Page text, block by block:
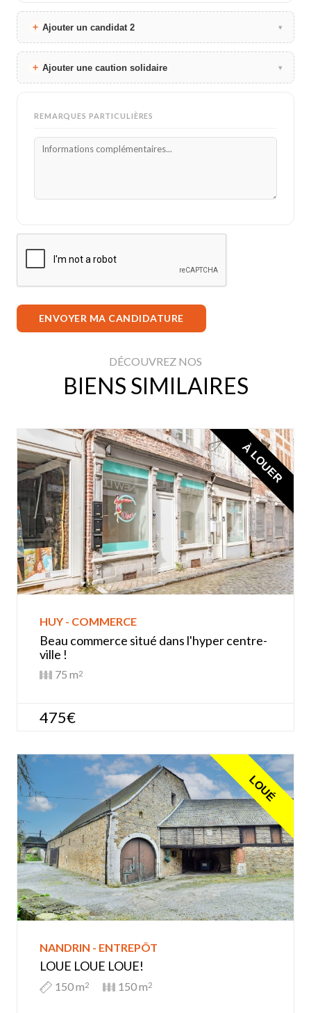
Ajouter un candidat 2 ▾
Ajouter une caution solidaire ▾
REMARQUES PARTICULIÈRES
ENVOYER MA CANDIDATURE
DÉCOUVREZ NOS
BIENS SIMILAIRES
HUY - COMMERCE
Beau commerce situé dans l'hyper centre-
ville !
75 m2
475€
À LOUER
NANDRIN - ENTREPÔT
LOUE LOUE LOUE!
150 m2 150 m2
LOUÉ